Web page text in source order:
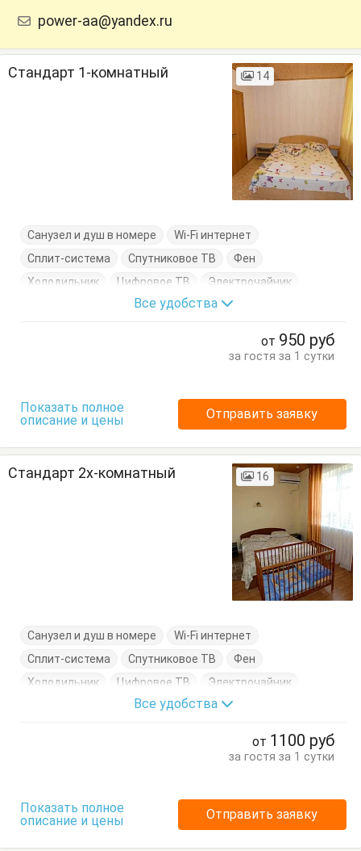
power-aa@yandex.ru
Стандарт 1-комнатный 14
Санузел и душ в номере
Wi-Fi интернет
Сплит-система
Спутниковое ТВ
Фен
Холодильник
Цифровое ТВ
Электрочайник
Журнальный столик
Стулья
Терраса
Все удобства
от 950 руб
за гостя за 1 сутки
Показать полное
описание и цены
Отправить заявку
Стандарт 2х-комнатный 16
Санузел и душ в номере
Wi-Fi интернет
Сплит-система
Спутниковое ТВ
Фен
Холодильник
Цифровое ТВ
Электрочайник
Журнальный столик
Стулья
Терраса
Все удобства
от 1100 руб
за гостя за 1 сутки
Показать полное
описание и цены
Отправить заявку